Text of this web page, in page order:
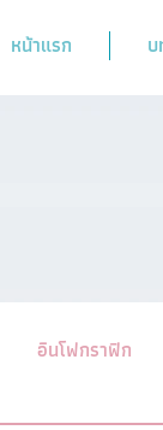
หน้าแรก
อินโฟกราฟิก